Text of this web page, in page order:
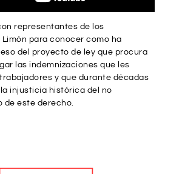
representantes de los
para conocer como ha
del proyecto de ley que procura
las indemnizaciones que les
y que durante décadas
injusticia histórica del no
de este derecho.